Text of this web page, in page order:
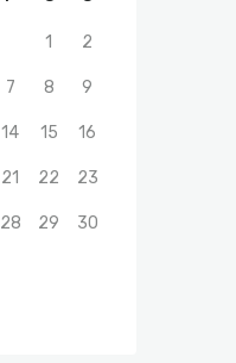
1 2
7 8 9
14 15 16
21 22 23
28 29 30